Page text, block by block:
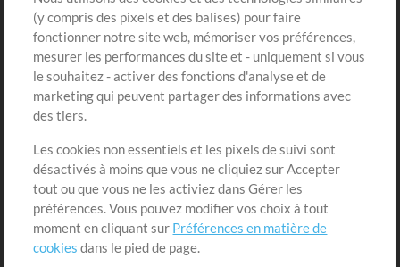
Modèles ProPresenter
Sons
Boutique
Acheter des crédits
Demander les pistes
Extras
Sessions
Compte
Voir le panier
(y compris des pixels et des balises) pour faire
fonctionner notre site web, mémoriser vos préférences,
mesurer les performances du site et - uniquement si vous
le souhaitez - activer des fonctions d'analyse et de
marketing qui peuvent partager des informations avec
des tiers.
Les cookies non essentiels et les pixels de suivi sont
désactivés à moins que vous ne cliquiez sur Accepter
tout ou que vous ne les activiez dans Gérer les
préférences. Vous pouvez modifier vos choix à tout
moment en cliquant sur Préférences en matière de
cookies dans le pied de page.